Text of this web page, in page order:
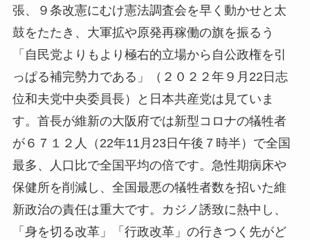
張、９条改憲にむけ憲法調査会を早く動かせと太
鼓をたたき、大軍拡や原発再稼働の旗を振るう
「自民党よりもより極右的立場から自公政権を引
っぱる補完勢力である」（２０２２年９月22日志
位和夫党中央委員長）と日本共産党は見ていま
す。首長が維新の大阪府では新型コロナの犠牲者
が６７１２人（22年11月23日午後７時半）で全国
最多、人口比で全国平均の倍です。急性期病床や
保健所を削減し、全国最悪の犠牲者数を招いた維
新政治の責任は重大です。カジノ誘致に熱中し、
「身を切る改革」「行政改革」の行きつく先がど